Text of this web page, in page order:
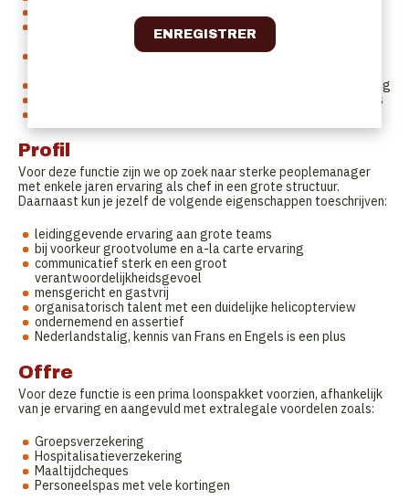
opvolgen bestellingen, stock en het onderhouden van
contacten met leveranciers
optimaliseren van de afdeling, zorgen voor structuur,
personeelsbeheer zoals de uurroosters en personeelsplanning
uitwerking van menu's en offertes voor de banqueting events
Profil
Voor deze functie zijn we op zoek naar sterke peoplemanager
met enkele jaren ervaring als chef in een grote structuur.
Daarnaast kun je jezelf de volgende eigenschappen toeschrijven:
leidinggevende ervaring aan grote teams
bij voorkeur grootvolume en a-la carte ervaring
communicatief sterk en een groot
verantwoordelijkheidsgevoel
mensgericht en gastvrij
organisatorisch talent met een duidelijke helicopterview
ondernemend en assertief
Nederlandstalig, kennis van Frans en Engels is een plus
Offre
Voor deze functie is een prima loonspakket voorzien, afhankelijk
van je ervaring en aangevuld met extralegale voordelen zoals:
Groepsverzekering
Hospitalisatieverzekering
Maaltijdcheques
Personeelspas met vele kortingen